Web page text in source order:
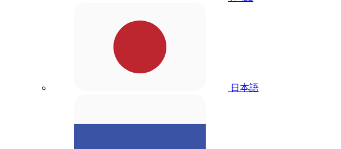
日本語